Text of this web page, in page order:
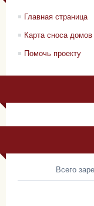
Главная страница
Карта сноса домов
Помочь проекту
Всего